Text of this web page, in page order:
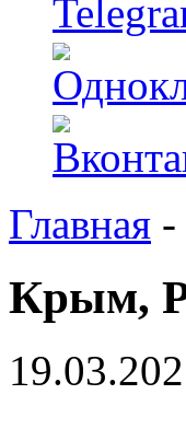
Главная -
Крым,